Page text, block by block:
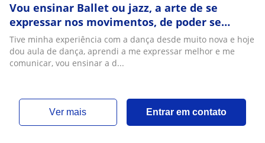
Vou ensinar Ballet ou jazz, a arte de se
expressar nos movimentos, de poder se
libertar na dança, nosso corpo e alma da
através da dança quando estamos nos
movimentando, a dança a ajuda também a
Tive minha experiência com a dança desde muito nova e hoje
dou aula de dança, aprendi a me expressar melhor e me
comunicar, vou ensinar a d...
ver mais Entrar em contato